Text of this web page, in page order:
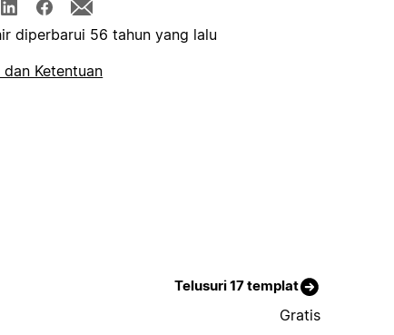
diperbarui 56 tahun yang lalu
dan Ketentuan
Telusuri 17 templat
Gratis